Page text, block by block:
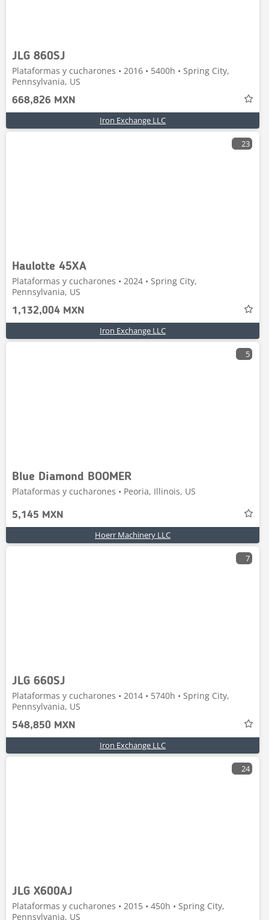
JLG 860SJ
Plataformas y cucharones • 2016 • 5400h • Spring City,
Pennsylvania, US
668,826 MXN
Iron Exchange LLC
23
Haulotte 45XA
Plataformas y cucharones • 2024 • Spring City,
Pennsylvania, US
1,132,004 MXN
Iron Exchange LLC
5
Blue Diamond BOOMER
Plataformas y cucharones • Peoria, Illinois, US
5,145 MXN
Hoerr Machinery LLC
7
JLG 660SJ
Plataformas y cucharones • 2014 • 5740h • Spring City,
Pennsylvania, US
548,850 MXN
Iron Exchange LLC
24
JLG X600AJ
Plataformas y cucharones • 2015 • 450h • Spring City,
Pennsylvania, US